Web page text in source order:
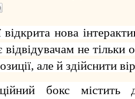
нова
відвідувачам не
але й здійснити
бокс містить